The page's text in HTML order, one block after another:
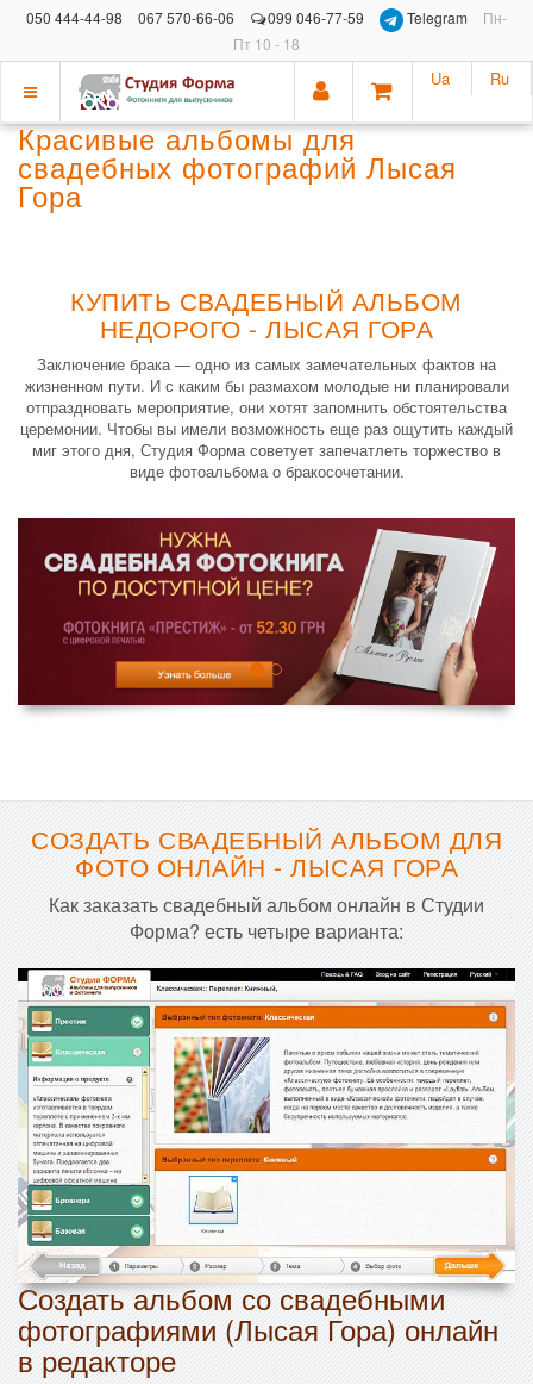
050 444-44-98 067 570-66-06 099 046-77-59 Telegram
Пн-
Пт 10 - 18
Показать
меню
Ua Ru
Красивые альбомы для
свадебных фотографий Лысая
Гора
КУПИТЬ СВАДЕБНЫЙ АЛЬБОМ
НЕДОРОГО - ЛЫСАЯ ГОРА
Заключение брака — одно из самых замечательных фактов на
жизненном пути. И с каким бы размахом молодые ни планировали
отпраздновать мероприятие, они хотят запомнить обстоятельства
церемонии. Чтобы вы имели возможность еще раз ощутить каждый
миг этого дня, Студия Форма советует запечатлеть торжество в
виде фотоальбома о бракосочетании.
СОЗДАТЬ СВАДЕБНЫЙ АЛЬБОМ ДЛЯ
ФОТО ОНЛАЙН - ЛЫСАЯ ГОРА
Как заказать свадебный альбом онлайн в Студии
Форма? есть четыре варианта:
Создать альбом со свадебными
фотографиями (Лысая Гора) онлайн
в редакторе